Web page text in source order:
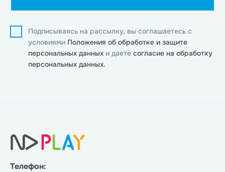
Подписываясь на рассылку, вы соглашаетесь с
условиями Положения об обработке и защите
персональных данных и даете согласие на обработку
персональных данных.
Телефон: